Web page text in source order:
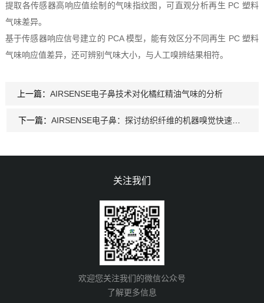
提取各传感器高响应值绘制的气味指纹图，可直观分析再生 PC 塑料
气味差异。
基于传感器响应信号建立的 PCA 模型，能有效区分不同再生 PC 塑料
气味响应值差异，还可辨别气味大小，与人工嗅辨结果相符。
上一篇： AIRSENSE电子鼻技术对化橘红精油气味的分析
下一篇： AIRSENSE电子鼻：探讨纺织纤维的机器嗅觉快速识别方法
关注我们
欢迎您关注我们的微信公众号
了解更多信息